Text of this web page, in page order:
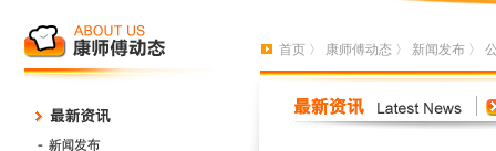
首页 〉 康师傅动态 〉 新闻发布 〉